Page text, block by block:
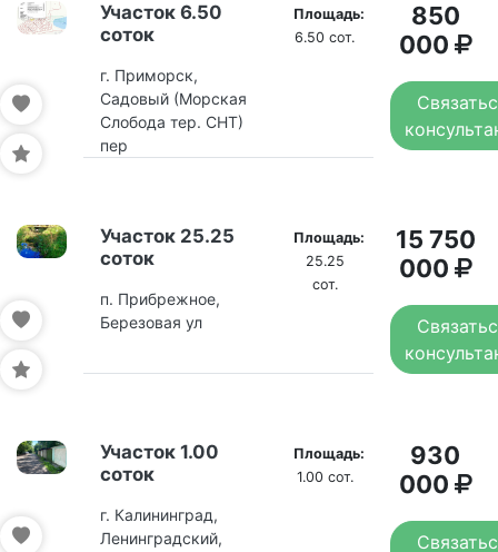
Участок 6.50
соток
г. Приморск,
Садовый (Морская
Слобода тер. СНТ)
пер
Площадь:
6.50 сот.
850
000
Участок 25.25
соток
п. Прибрежное,
Березовая ул
Площадь:
25.25
сот.
15 750
000
Участок 1.00
соток
г. Калининград,
Ленинградский,
Площадь:
1.00 сот.
930
000